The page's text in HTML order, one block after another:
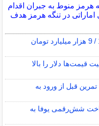
هرمز منوط به جبران اقدام
در تنگه هرمز هدف
پایان بورس امروز شنبه 17 مرداد 1405 / 9 هزار میلیارد تومان
قیمت‌ها دلار را بالا
قبل از ورود به
شش‌رقمی یوفا به